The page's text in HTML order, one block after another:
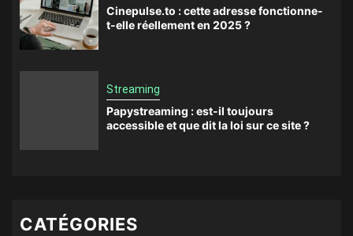
Cinepulse.to : cette adresse fonctionne-
t-elle réellement en 2025 ?
Streaming
Papystreaming : est-il toujours
accessible et que dit la loi sur ce site ?
CATÉGORIES